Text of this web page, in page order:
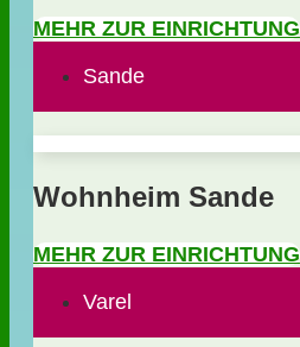
MEHR ZUR EINRICHTUNG
Sande
Wohnheim Sande
MEHR ZUR EINRICHTUNG
Varel